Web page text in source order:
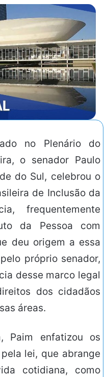
no Plenário do
o senador Paulo
do Sul, celebrou o
de Inclusão da
frequentemente
da Pessoa com
deu origem a essa
próprio senador,
desse marco legal
dos cidadãos
áreas.
Paim enfatizou os
lei, que abrange
cotidiana, como